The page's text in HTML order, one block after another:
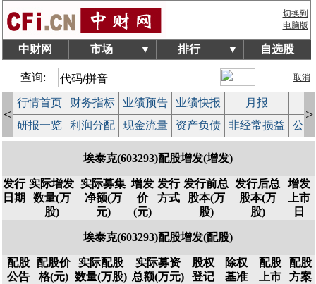
切换到
电脑版
中财网 市场 ▼ 排行 ▼ 自选股
查询: 取消
<
行情首页 财务指标 业绩预告 业绩快报 月报
研报一览
利润分配 现金流量 资产负债 非经常损益 公
>
埃泰克(603293)配股增发(增发)
发行
日期
实际增发
数量(万
股)
实际募集
净额(万
元)
增发
价
(元)
发行
方式
发行前总
股本(万
股)
发行后总
股本(万
股)
增发
上市
日
埃泰克(603293)配股增发(配股)
配股
公告
配股价
格(元)
实际配股
数量(万股)
实际募资
总额(万元)
股权
登记
除权
基准
配股
上市
配股
方案